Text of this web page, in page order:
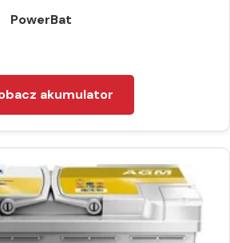
PowerBat
akumulator